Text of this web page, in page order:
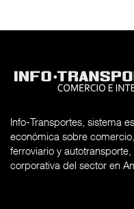
Info-Transportes, sistema
económica sobre
ferroviario y
corporativa del sector en